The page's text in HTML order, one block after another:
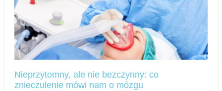
Nieprzytomny, ale nie bezczynny: co
znieczulenie mówi nam o mózgu